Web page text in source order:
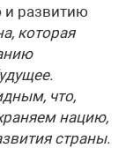
развитию
которая
что,
нацию,
страны.